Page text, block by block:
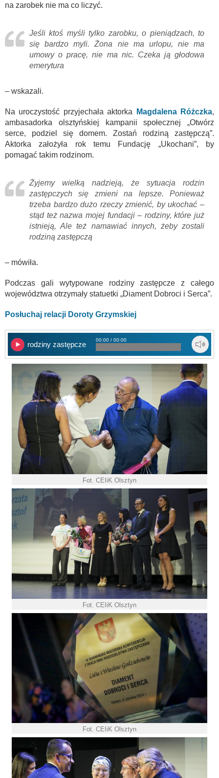
na zarobek nie ma co liczyć.
Jeśli ktoś myśli tylko zarobku, o pieniądzach, to
się bardzo myli. Żona nie ma urlopu, nie ma
umowy o pracę, nie ma nic. Czeka ją głodowa
emerytura
– wskazali.
Na uroczystość przyjechała aktorka Magdalena Różczka,
ambasadorka olsztyńskiej kampanii społecznej „Otwórz
serce, podziel się domem. Zostań rodziną zastępczą”.
Aktorka założyła rok temu Fundację „Ukochani”, by
pomagać takim rodzinom.
Żyjemy wielką nadzieją, że sytuacja rodzin
zastępczych się zmieni na lepsze. Ponieważ
trzeba bardzo dużo rzeczy zmienić, by ukochać –
stąd też nazwa mojej fundacji – rodziny, które już
istnieją, Ale też namawiać innych, żeby zostali
rodziną zastępczą
– mówiła.
Podczas gali wytypowane rodziny zastępcze z całego
województwa otrzymały statuetki „Diament Dobroci i Serca”.
Posłuchaj relacji Doroty Grzymskiej
rodziny zastępcze
00:00 / 00:00
Fot. CEIiK Olsztyn
Fot. CEIiK Olsztyn
Fot. CEIiK Olsztyn